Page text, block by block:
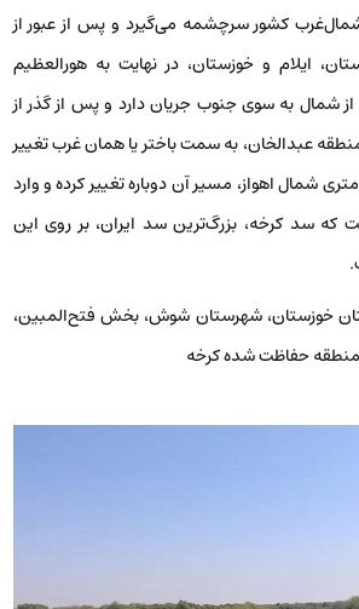
کشور سرچشمه می‌گیرد و پس از عبور از
ایلام و خوزستان، در نهایت به هورالعظیم
از شمال به سوی جنوب جریان دارد و پس از گذر از
عبدالخان، به سمت باختر یا همان غرب تغییر
در ۴۰ کیلومتری شمال اهواز، مسیر آن دوباره تغییر کرده و وارد
سد کرخه، بزرگ‌ترین سد ایران، بر روی این
خوزستان، شهرستان شوش، بخش فتح‌المبین،
حفاظت شده کرخه